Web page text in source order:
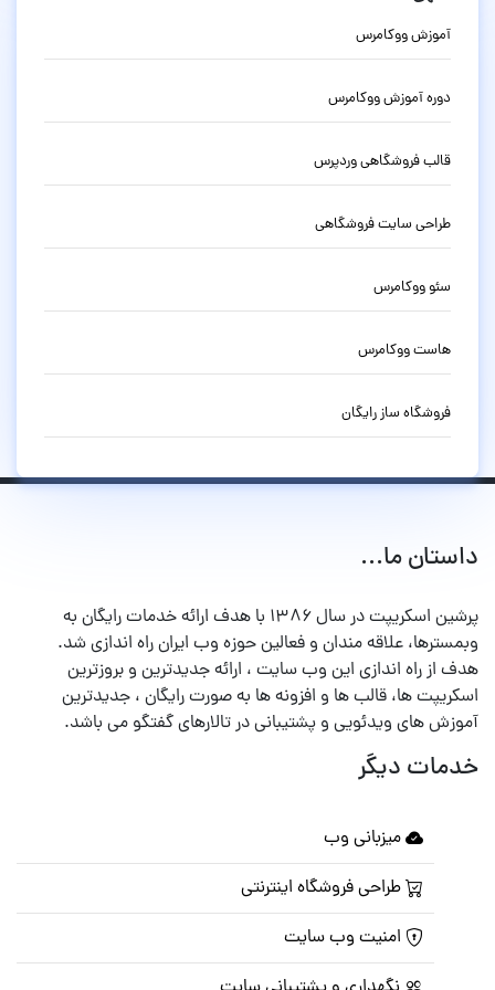
آموزش ووکامرس
دوره آموزش ووکامرس
قالب فروشگاهی وردپرس
طراحی سایت فروشگاهی
سئو ووکامرس
هاست ووکامرس
فروشگاه ساز رایگان
داستان ما...
پرشین اسکریپت در سال ۱۳۸۶ با هدف ارائه خدمات رایگان به
وبمسترها، علاقه مندان و فعالین حوزه وب ایران راه اندازی شد.
هدف از راه اندازی این وب سایت ، ارائه جدیدترین و بروزترین
اسکریپت ها، قالب ها و افزونه ها به صورت رایگان ، جدیدترین
آموزش های ویدئویی و پشتیبانی در تالارهای گفتگو می باشد.
خدمات دیگر
میزبانی وب
طراحی فروشگاه اینترنتی
امنیت وب سایت